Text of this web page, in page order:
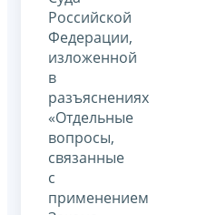
Российской
Федерации,
изложенной
в
разъяснениях
«Отдельные
вопросы,
связанные
с
применением